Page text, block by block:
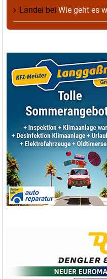
Landei bei Wie geht es